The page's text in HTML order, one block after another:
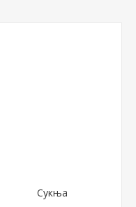
Сукња